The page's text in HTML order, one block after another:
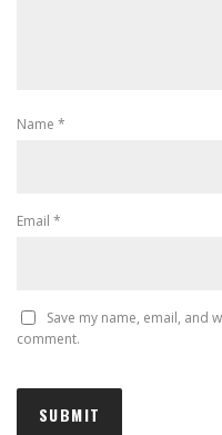
Name *
Email *
Save my name, email, and
comment.